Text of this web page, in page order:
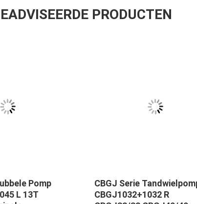
PRODUCTEN
Pomp
L 13T
CBGJ Serie
CBGJ1032+1032 R